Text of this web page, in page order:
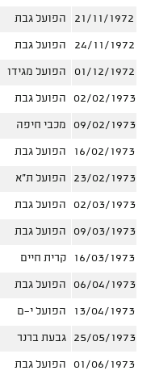
21/11/1972 הפועל גבת
24/11/1972 הפועל גבת
01/12/1972 הפועל מגידו
02/02/1973 הפועל גבת
09/02/1973 מכבי חיפה
16/02/1973 הפועל גבת
23/02/1973 הפועל ת"א
02/03/1973 הפועל גבת
09/03/1973 הפועל גבת
16/03/1973 קרית חיים
06/04/1973 הפועל גבת
13/04/1973 הפועל י-ם
25/05/1973 גבעת ברנר
01/06/1973 הפועל גבת